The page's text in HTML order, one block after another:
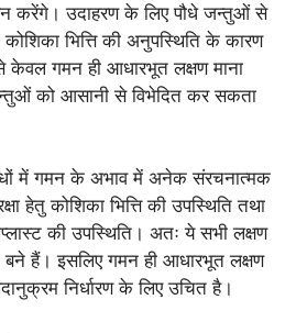
करेंगे। उदाहरण के लिए पौधे जन्तुओं से
कोशिका भित्ति की अनुपस्थिति के कारण
गमन ही आधारभूत लक्षण माना
को आसानी से विभेदित कर सकता
में गमन के अभाव में अनेक संरचनात्मक
हेतु कोशिका भित्ति की उपस्थिति तथा
की उपस्थिति। अतः ये सभी लक्षण
बने हैं। इसलिए गमन ही आधारभूत लक्षण
निर्धारण के लिए उचित है।